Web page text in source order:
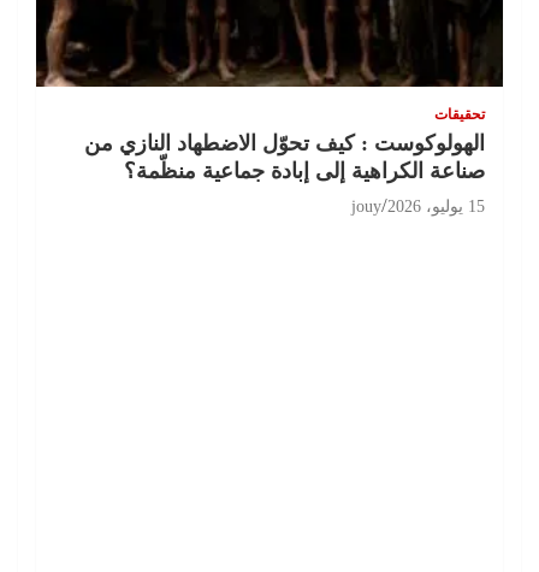
تحقيقات
الهولوكوست : كيف تحوّل الاضطهاد النازي من
صناعة الكراهية إلى إبادة جماعية منظّمة؟
15 يوليو، 2026 jouy